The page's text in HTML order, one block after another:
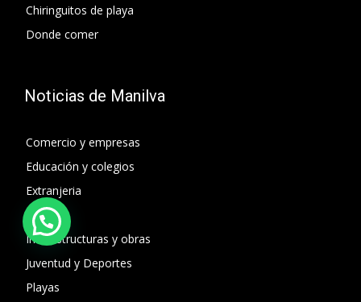
Chiringuitos de playa
Donde comer
Noticias de Manilva
Comercio y empresas
Educación y colegios
Extranjeria
Fiestas
Infraestructuras y obras
Juventud y Deportes
Playas